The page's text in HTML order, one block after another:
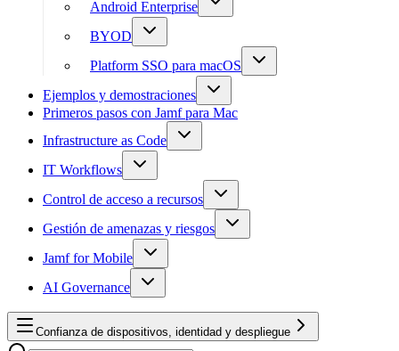
Android Enterprise
BYOD
Platform SSO para macOS
Ejemplos y demostraciones
Primeros pasos con Jamf para Mac
Infrastructure as Code
IT Workflows
Control de acceso a recursos
Gestión de amenazas y riesgos
Jamf for Mobile
AI Governance
Confianza de dispositivos, identidad y despliegue